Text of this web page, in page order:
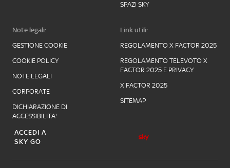
SPAZI SKY
Note legali:
GESTIONE COOKIE
COOKIE POLICY
NOTE LEGALI
CORPORATE
DICHIARAZIONE DI
ACCESSIBILITA'
Link utili:
REGOLAMENTO X FACTOR 2025
REGOLAMENTO TELEVOTO X
FACTOR 2025 E PRIVACY
X FACTOR 2025
SITEMAP
ACCEDI A
SKY GO